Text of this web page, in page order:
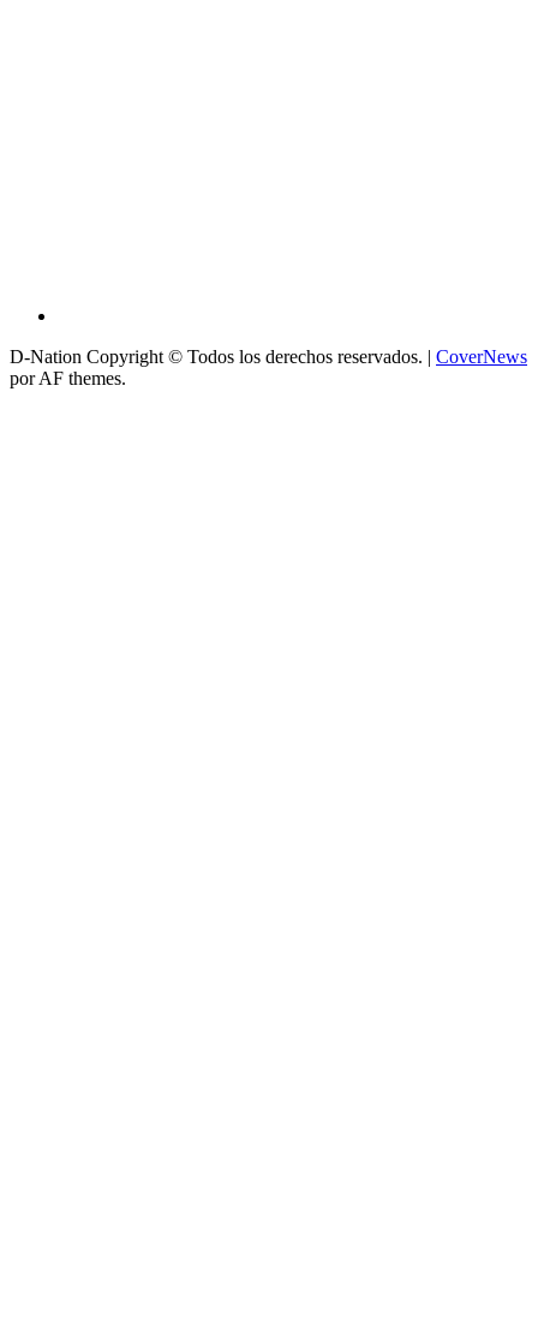
D-Nation Copyright © Todos los derechos reservados. | CoverNews
por AF themes.